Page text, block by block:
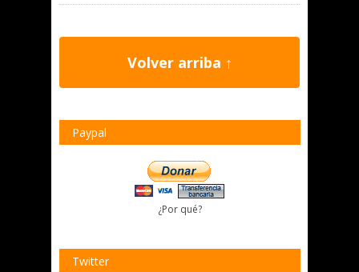
Volver arriba ↑
Paypal
¿Por qué?
Twitter